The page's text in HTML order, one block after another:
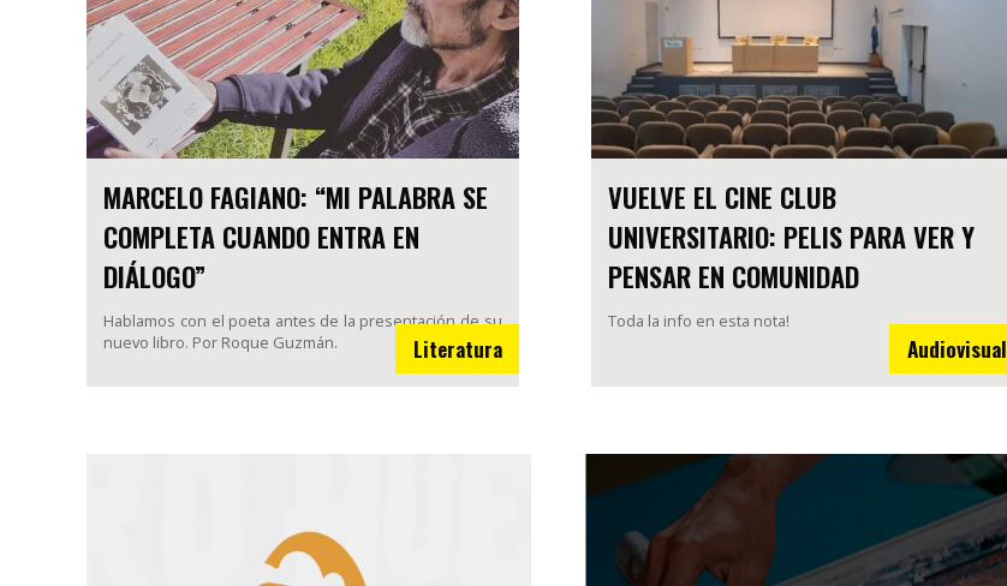
MARCELO FAGIANO: “MI PALABRA SE
COMPLETA CUANDO ENTRA EN
DIÁLOGO”
Hablamos con el poeta antes de la presentación de su
nuevo libro. Por Roque Guzmán.
Literatura
VUELVE EL CINE CLUB
UNIVERSITARIO: PELIS PARA VER Y
PENSAR EN COMUNIDAD
Toda la info en esta nota!
Audiovisual